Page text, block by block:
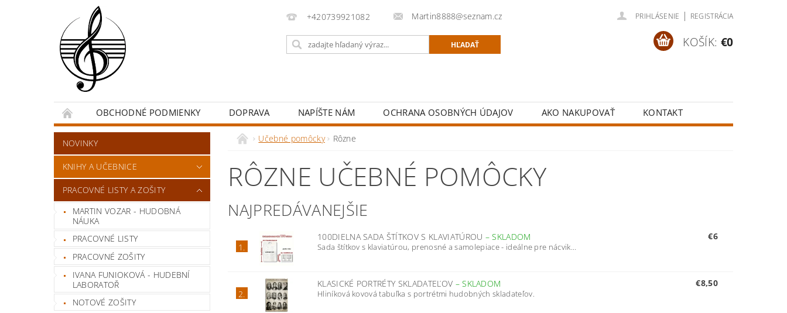
+420739921082 Martin8888@seznam.cz PRIHLÁSENIE | REGISTRÁCIA
KOŠÍK: €0
OBCHODNÉ PODMIENKY DOPRAVA NAPÍŠTE NÁM OCHRANA OSOBNÝCH ÚDAJOV AKO NAKUPOVAŤ KONTAKT
NOVINKY
KNIHY A UČEBNICE
PRACOVNÉ LISTY A ZOŠITY
MARTIN VOZAR - HUDOBNÁ
NÁUKA
PRACOVNÉ LISTY
PRACOVNÉ ZOŠITY
IVANA FUNIOKOVÁ - HUDEBNÍ
LABORATOŘ
NOTOVÉ ZOŠITY
Učebné pomôcky Rôzne
RÔZNE UČEBNÉ POMÔCKY
NAJPREDÁVANEJŠIE
1.
100DIELNA SADA ŠTÍTKOV S KLAVIATÚROU –SKLADOM
Sada štítkov s klaviatúrou, prenosné a samolepiace - ideálne pre nácvik...
€6
2.
KLASICKÉ PORTRÉTY SKLADATEĽOV –SKLADOM
Hliníková kovová tabuľka s portrétmi hudobných skladateľov.
€8,50